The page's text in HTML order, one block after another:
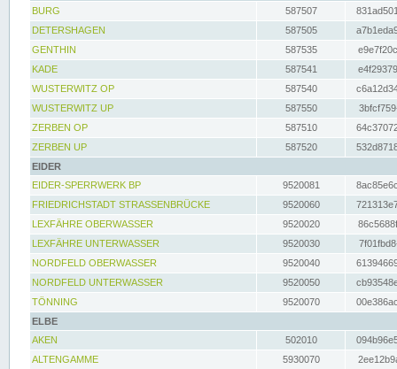
BURG
587507
DETERSHAGEN
587505
GENTHIN
587535
KADE
587541
WUSTERWITZ OP
587540
WUSTERWITZ UP
587550
ZERBEN OP
587510
ZERBEN UP
587520
EIDER
EIDER-SPERRWERK BP
9520081
FRIEDRICHSTADT STRASSENBRÜCKE
9520060
LEXFÄHRE OBERWASSER
9520020
LEXFÄHRE UNTERWASSER
9520030
NORDFELD OBERWASSER
9520040
NORDFELD UNTERWASSER
9520050
TÖNNING
9520070
ELBE
AKEN
502010
ALTENGAMME
5930070